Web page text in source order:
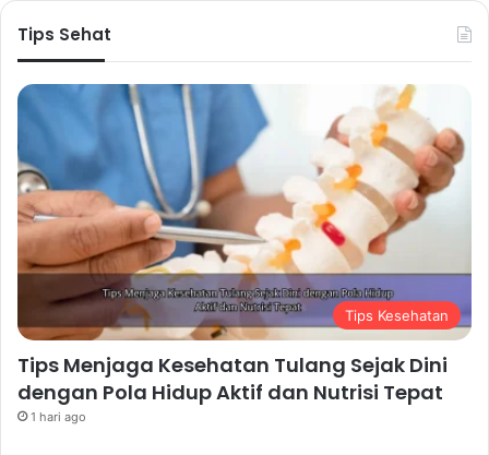
Tips Sehat
Tips Kesehatan
Tips Menjaga Kesehatan Tulang Sejak Dini
dengan Pola Hidup Aktif dan Nutrisi Tepat
1 hari ago